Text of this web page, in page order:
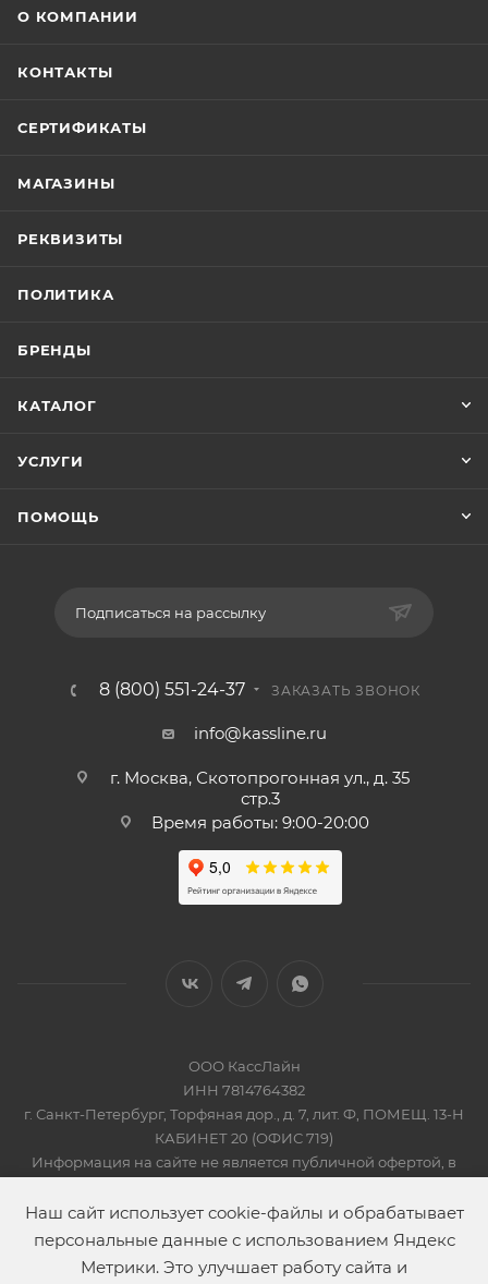
О КОМПАНИИ
КОНТАКТЫ
СЕРТИФИКАТЫ
МАГАЗИНЫ
РЕКВИЗИТЫ
ПОЛИТИКА
БРЕНДЫ
КАТАЛОГ
УСЛУГИ
ПОМОЩЬ
Подписаться на рассылку
8 (800) 551-24-37 ЗАКАЗАТЬ ЗВОНОК
info@kassline.ru
г. Москва, Скотопрогонная ул., д. 35
стр.3
Время работы: 9:00-20:00
ООО КассЛайн
ИНН 7814764382
г. Санкт-Петербург, Торфяная дор., д. 7, лит. Ф, ПОМЕЩ. 13-Н
КАБИНЕТ 20 (ОФИС 719)
Информация на сайте не является публичной офертой, в
2019-2026 © КАССЛАЙН
Наш сайт использует cookie-файлы и обрабатывает
персональные данные с использованием Яндекс
Метрики. Это улучшает работу сайта и